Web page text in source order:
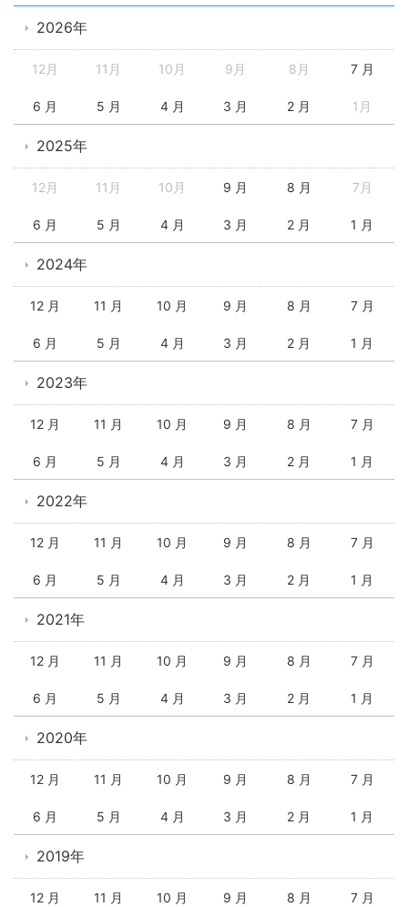
2026年
12月 11月 10月 9月 8月 7 月
6 月 5 月 4 月 3 月 2 月 1月
2025年
12月 11月 10月 9 月 8 月 7月
6 月 5 月 4 月 3 月 2 月 1 月
2024年
12 月 11 月 10 月 9 月 8 月 7 月
6 月 5 月 4 月 3 月 2 月 1 月
2023年
12 月 11 月 10 月 9 月 8 月 7 月
6 月 5 月 4 月 3 月 2 月 1 月
2022年
12 月 11 月 10 月 9 月 8 月 7 月
6 月 5 月 4 月 3 月 2 月 1 月
2021年
12 月 11 月 10 月 9 月 8 月 7 月
6 月 5 月 4 月 3 月 2 月 1 月
2020年
12 月 11 月 10 月 9 月 8 月 7 月
6 月 5 月 4 月 3 月 2 月 1 月
2019年
12 月 11 月 10 月 9 月 8 月 7 月